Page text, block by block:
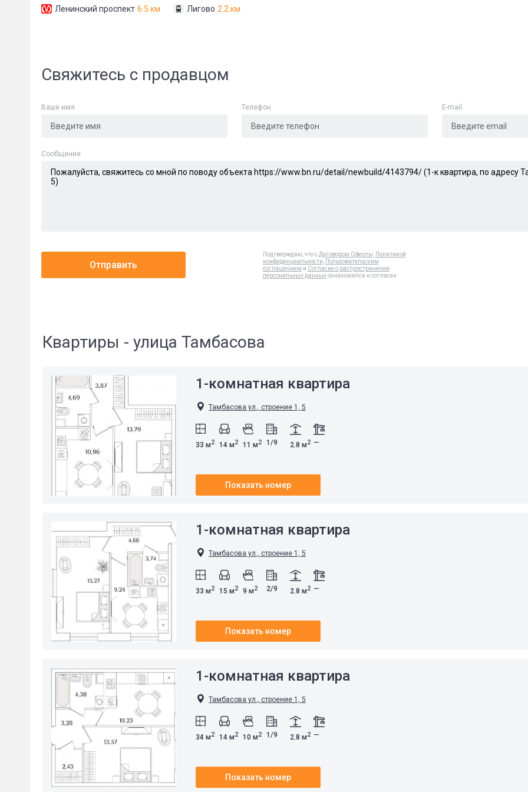
Ленинский проспект 6.5 км
Лигово 2.2 км
Свяжитесь с продавцом
Ваше имя Телефон E-mail
Cообщение
Отправить
Подтверждаю, что с Договором Оферты
Политикой
конфиденциальности
Пользовательским
соглашением и Согласие о распространении
персональных данныхознакомился и согласен
Квартиры - улица Тамбасова
1-комнатная квартира
Тамбасова ул., строение 1, 5
33 м2 14 м2 11 м2 1/9 2.8 м2 —
Показать номер
1-комнатная квартира
Тамбасова ул., строение 1, 5
33 м2 15 м2 9 м2 2/9 2.8 м2 —
Показать номер
1-комнатная квартира
Тамбасова ул., строение 1, 5
34 м2 14 м2 10 м2 1/9 2.8 м2 —
Показать номер